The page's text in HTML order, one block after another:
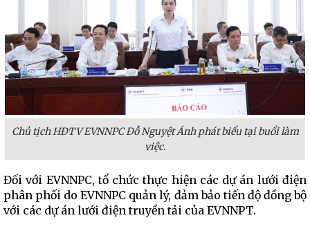
Chủ tịch HĐTV EVNNPC Đỗ Nguyệt Ánh phát biểu tại buổi làm
việc.
Đối với EVNNPC, tổ chức thực hiện các dự án lưới điện
phân phối do EVNNPC quản lý, đảm bảo tiến độ đồng bộ
với các dự án lưới điện truyền tải của EVNNPT.